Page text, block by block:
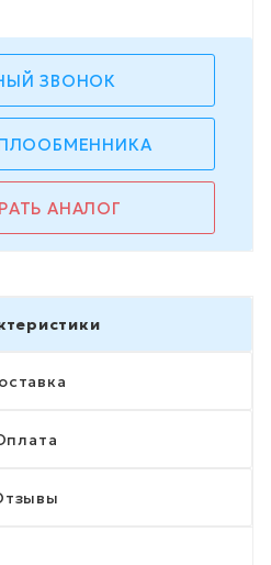
ЗВОНОК
АНАЛОГ